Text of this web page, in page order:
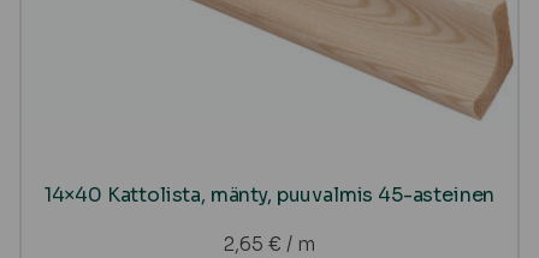
14×40 Kattolista, mänty, puuvalmis 45-asteinen
2,65 € / m